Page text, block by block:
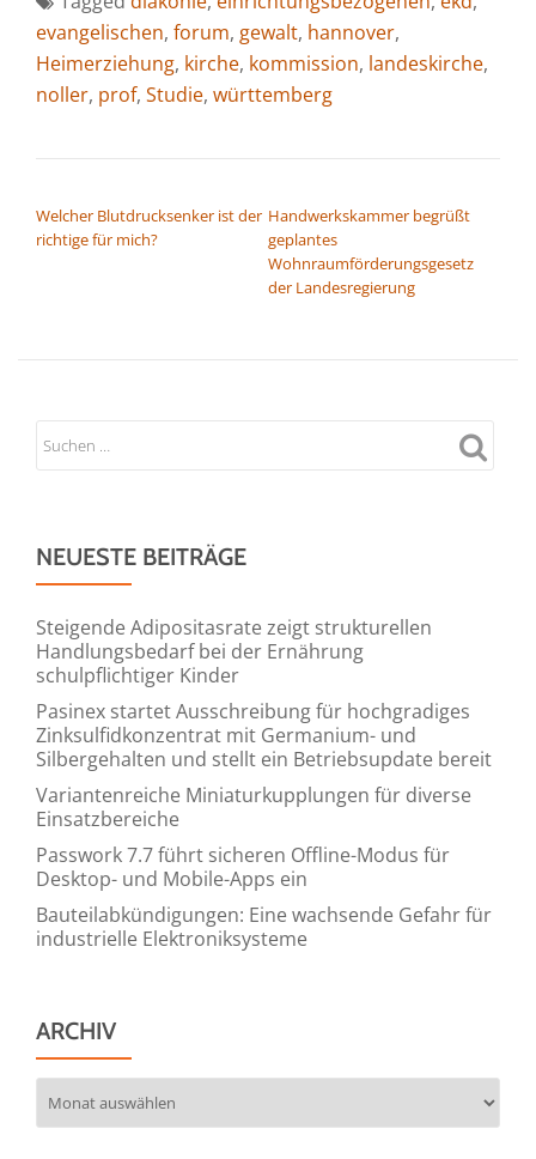
evangelischen, forum, gewalt, hannover,
Heimerziehung, kirche, kommission, landeskirche,
noller, prof, Studie, württemberg
Welcher Blutdrucksenker ist der
richtige für mich?
Handwerkskammer begrüßt
geplantes
Wohnraumförderungsgesetz
der Landesregierung
NEUESTE BEITRÄGE
Steigende Adipositasrate zeigt strukturellen
Handlungsbedarf bei der Ernährung
schulpflichtiger Kinder
Pasinex startet Ausschreibung für hochgradiges
Zinksulfidkonzentrat mit Germanium- und
Silbergehalten und stellt ein Betriebsupdate bereit
Variantenreiche Miniaturkupplungen für diverse
Einsatzbereiche
Passwork 7.7 führt sicheren Offline-Modus für
Desktop- und Mobile-Apps ein
Bauteilabkündigungen: Eine wachsende Gefahr für
industrielle Elektroniksysteme
ARCHIV